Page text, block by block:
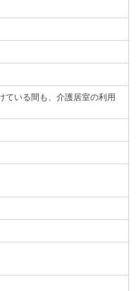
ている間も、介護居室の利用